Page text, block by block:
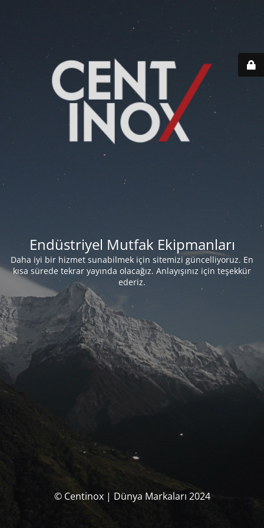
Endüstriyel Mutfak Ekipmanları
Daha iyi bir hizmet sunabilmek için sitemizi güncelliyoruz. En
kısa sürede tekrar yayında olacağız. Anlayışınız için teşekkür
ederiz.
© Centinox | Dünya Markaları 2024